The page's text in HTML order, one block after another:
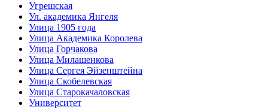
Угрешская
Ул. академика Янгеля
Улица 1905 года
Улица Академика Королева
Улица Горчакова
Улица Милашенкова
Улица Сергея Эйзенштейна
Улица Скобелевская
Улица Старокачаловская
Университет